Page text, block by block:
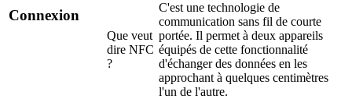
Connexion
Que veut
dire NFC
?
C'est une technologie de
communication sans fil de courte
portée. Il permet à deux appareils
équipés de cette fonctionnalité
d'échanger des données en les
approchant à quelques centimètres
l'un de l'autre.